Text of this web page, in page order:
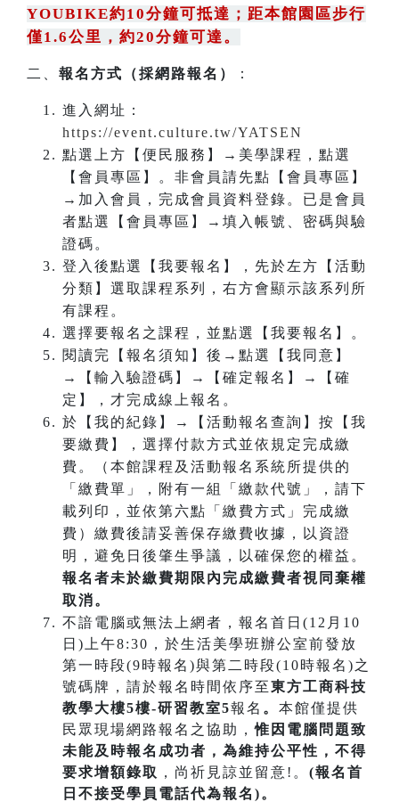
YOUBIKE約10分鐘可抵達；距本館園區步行
僅1.6公里，約20分鐘可達。
二、 報名方式（採網路報名） ：
進入網址：
https://event.culture.tw/YATSEN
點選上方【便民服務】→美學課程，點選
【會員專區】。非會員請先點【會員專區】
→加入會員，完成會員資料登錄。已是會員
者點選【會員專區】→填入帳號、密碼與驗
證碼。
登入後點選【我要報名】，先於左方【活動
分類】選取課程系列，右方會顯示該系列所
有課程。
選擇要報名之課程，並點選【我要報名】。
閱讀完【報名須知】後→點選【我同意】
→【輸入驗證碼】→【確定報名】→【確
定】，才完成線上報名。
於【我的紀錄】→【活動報名查詢】按【我
要繳費】，選擇付款方式並依規定完成繳
費。（本館課程及活動報名系統所提供的
「繳費單」，附有一組「繳款代號」，請下
載列印，並依第六點「繳費方式」完成繳
費）繳費後請妥善保存繳費收據，以資證
明，避免日後肇生爭議，以確保您的權益。
報名者未於繳費期限內完成繳費者視同棄權
取消。
不諳電腦或無法上網者，報名首日(12月10
日)上午8:30，於生活美學班辦公室前發放
第一時段(9時報名)與第二時段(10時報名)之
號碼牌，請於報名時間依序至東方工商科技
教學大樓5樓-研習教室5報名 。 本館僅提供
民眾現場網路報名之協助，惟因電腦問題致
未能及時報名成功者，為維持公平性，不得
要求增額錄取 ，尚祈見諒並留意!。 (報名首
日不接受學員電話代為報名)。